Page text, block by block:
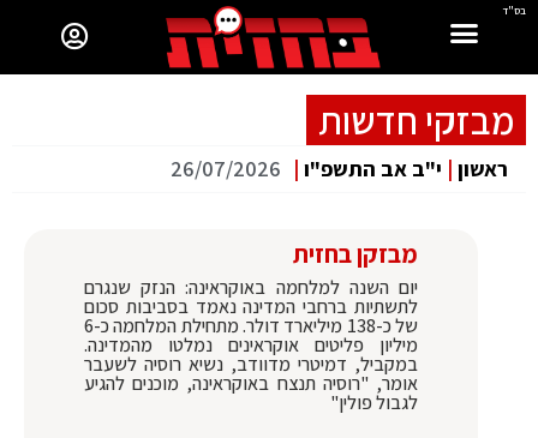
בס"ד
מבזקי חדשות
ראשון | י"ב אב התשפ"ו |
26/07/2026
מבזקן בחזית
יום השנה למלחמה באוקראינה: הנזק שנגרם
לתשתיות ברחבי המדינה נאמד בסביבות סכום
של כ-138 מיליארד דולר. מתחילת המלחמה כ-6
מיליון פליטים אוקראינים נמלטו מהמדינה.
במקביל, דמיטרי מדוודב, נשיא רוסיה לשעבר
אומר, "רוסיה תנצח באוקראינה, מוכנים להגיע
לגבול פולין"